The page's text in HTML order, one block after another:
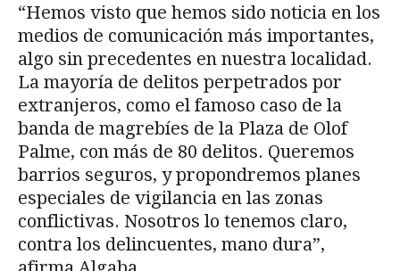
“Hemos visto que hemos sido noticia en los
medios de comunicación más importantes,
algo sin precedentes en nuestra localidad.
La mayoría de delitos perpetrados por
extranjeros, como el famoso caso de la
banda de magrebíes de la Plaza de Olof
Palme, con más de 80 delitos. Queremos
barrios seguros, y propondremos planes
especiales de vigilancia en las zonas
conflictivas. Nosotros lo tenemos claro,
contra los delincuentes, mano dura”,